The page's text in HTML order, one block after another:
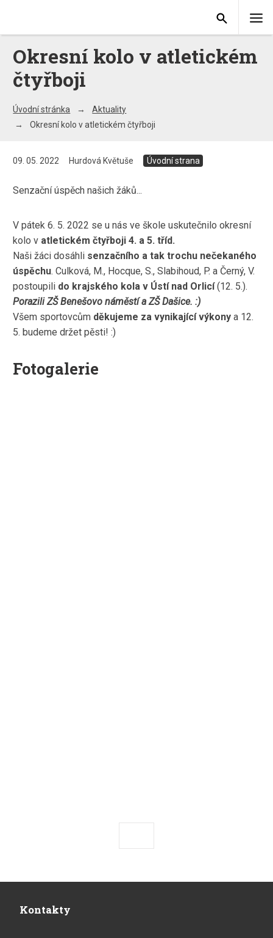
Okresní kolo v atletickém
čtyřboji
Úvodní stránka
Aktuality
Okresní kolo v atletickém čtyřboji
09. 05. 2022 Hurdová Květuše Úvodní strana
Senzační úspěch našich žáků...
V pátek 6. 5. 2022 se u nás ve škole uskutečnilo okresní
kolo v atletickém čtyřboji 4. a 5. tříd.
Naši žáci dosáhli senzačního a tak trochu nečekaného
úspěchu. Culková, M., Hocque, S., Slabihoud, P. a Černý, V.
postoupili do krajského kola v Ústí nad Orlicí(12. 5.).
Porazili ZŠ Benešovo náměstí a ZŠ Dašice. :)
Všem sportovcům děkujeme za vynikající výkony a 12.
5. budeme držet pěsti! :)
Fotogalerie
Kontakty